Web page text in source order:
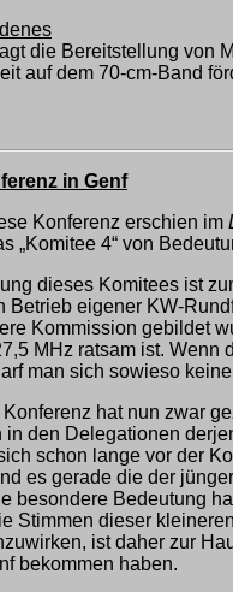
die Bereitstellung von
auf dem 70-cm-Band
in Genf
Konferenz erschien im
„Komitee 4“ von
dieses Komitees ist
Betrieb eigener KW-
Kommission gebildet
MHz ratsam ist.
man sich sowieso
hat nun zwar
den Delegationen
schon lange vor der
es gerade die der
besondere Bedeutung
Stimmen dieser
ist daher zur
bekommen haben.